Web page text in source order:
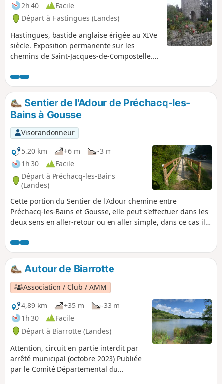
2h 40
Facile
Départ à Hastingues (Landes)
Hastingues, bastide anglaise érigée au XIVe
siècle. Exposition permanente sur les
chemins de Saint-Jacques-de-Compostelle.
découverte du patrimoine du Pays d'Orthe.
Données : Département des Landes - Pays
d'Orthe et de Pouillon - Hastingues Circuit
du patrimoine 5.4.
Sentier de l'Adour de Préchacq-les-
Bains à Gousse
Visorandonneur
5,20 km
+6 m
-3 m
1h 30
Facile
Départ à Préchacq-les-Bains
(Landes)
Cette portion du Sentier de l'Adour chemine entre
Préchacq-les-Bains et Gousse, elle peut s'effectuer dans les
deux sens en aller-retour ou en aller simple, dans ce cas il
Autour de Biarrotte
Association / Club / AMM
4,89 km
+35 m
-33 m
1h 30
Facile
Départ à Biarrotte (Landes)
Attention, circuit en partie interdit par
arrêté municipal (octobre 2023) Publiée
par le Comité Départemental du